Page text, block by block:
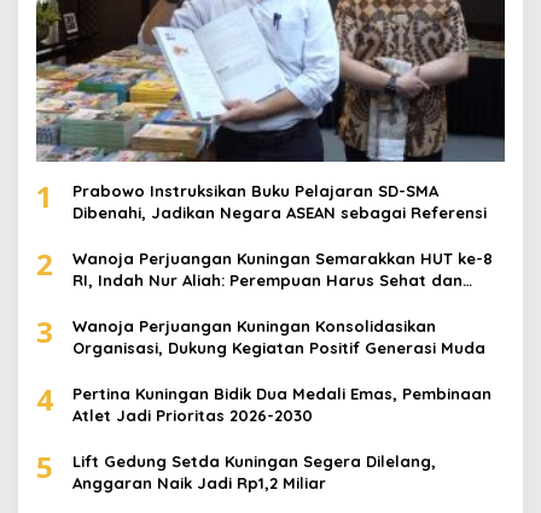
1
Prabowo Instruksikan Buku Pelajaran SD-SMA
Dibenahi, Jadikan Negara ASEAN sebagai Referensi
2
Wanoja Perjuangan Kuningan Semarakkan HUT ke-8
RI, Indah Nur Aliah: Perempuan Harus Sehat dan
3
Wanoja Perjuangan Kuningan Konsolidasikan
Organisasi, Dukung Kegiatan Positif Generasi Muda
4
Pertina Kuningan Bidik Dua Medali Emas, Pembinaan
Atlet Jadi Prioritas 2026-2030
5
Lift Gedung Setda Kuningan Segera Dilelang,
Anggaran Naik Jadi Rp1,2 Miliar